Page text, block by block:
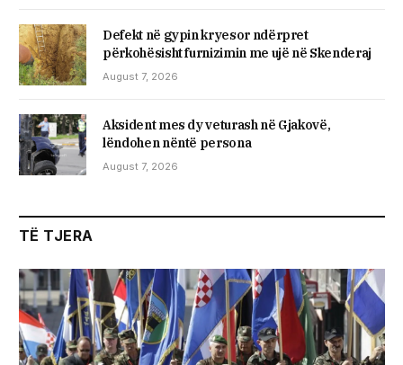
Defekt në gypin kryesor ndërpret
përkohësisht furnizimin me ujë në Skenderaj
August 7, 2026
Aksident mes dy veturash në Gjakovë,
lëndohen nëntë persona
August 7, 2026
TË TJERA